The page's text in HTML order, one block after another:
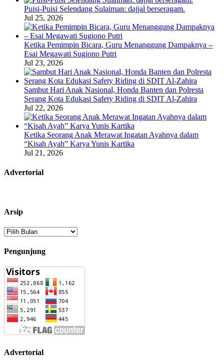
Puisi-Puisi Selendang Sulaiman: dajjal berseragam.
Jul 25, 2026
Ketika Pemimpin Bicara, Guru Menanggung Dampaknya –
Esai Megawati Sugiono Putri
Jul 23, 2026
Sambut Hari Anak Nasional, Honda Banten dan Polresta
Serang Kota Edukasi Safety Riding di SDIT Al-Zahira
Jul 22, 2026
Ketika Seorang Anak Merawat Ingatan Ayahnya dalam
“Kisah Ayah” Karya Yunis Kartika
Jul 21, 2026
Advertorial
Arsip
Arsip
Pengunjung
Advertorial